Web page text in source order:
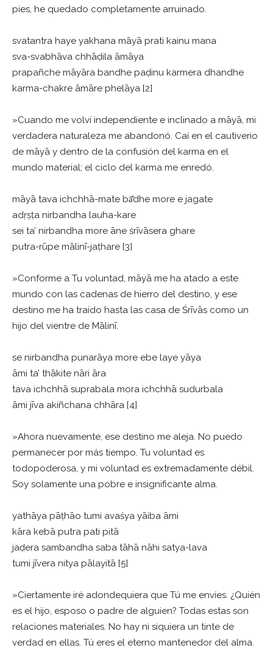
pies, he quedado completamente arruinado.
svatantra haye yakhana māyā prati kainu mana
sva-svabhāva chhāḍila āmāya
prapañche māyāra bandhe paḍinu karmera dhandhe
karma-chakre āmāre phelāya [2]
»Cuando me volví independiente e inclinado a māyā, mi
verdadera naturaleza me abandonó. Caí en el cautiverio
de māyā y dentro de la confusión del karma en el
mundo material; el ciclo del karma me enredó.
māyā tava ichchhā-mate bā̐dhe more e jagate
adṛṣṭa nirbandha lauha-kare
sei ta’ nirbandha more āne śrīvāsera ghare
putra-rūpe mālinī-jaṭhare [3]
»Conforme a Tu voluntad, māyā me ha atado a este
mundo con las cadenas de hierro del destino, y ese
destino me ha traído hasta las casa de Śrīvās como un
hijo del vientre de Mālinī.
se nirbandha punarāya more ebe laye yāya
āmi ta’ thākite nāri āra
tava ichchhā suprabala mora ichchhā sudurbala
āmi jīva akiñchana chhāra [4]
»Ahora nuevamente, ese destino me aleja. No puedo
permanecer por más tiempo. Tu voluntad es
todopoderosa, y mi voluntad es extremadamente débil.
Soy solamente una pobre e insignificante alma.
yathāya pāṭhāo tumi avaśya yāiba āmi
kāra kebā putra pati pitā
jaḍera sambandha saba tāhā nāhi satya-lava
tumi jīvera nitya pālayitā [5]
»Ciertamente iré adondequiera que Tú me envíes. ¿Quién
es el hijo, esposo o padre de alguien? Todas estas son
relaciones materiales. No hay ni siquiera un tinte de
verdad en ellas. Tú eres el eterno mantenedor del alma.